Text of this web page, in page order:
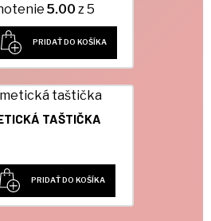
5.00 z 5
PRIDAŤ DO KOŠÍKA
TAŠTIČKA
PRIDAŤ DO KOŠÍKA